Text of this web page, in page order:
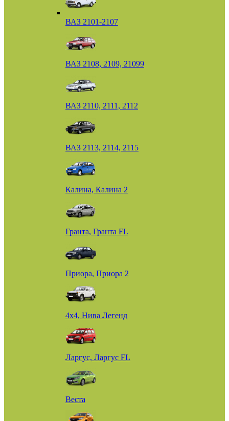
ВАЗ 2101-2107
ВАЗ 2108, 2109, 21099
ВАЗ 2110, 2111, 2112
ВАЗ 2113, 2114, 2115
Калина, Калина 2
Гранта, Гранта FL
Приора, Приора 2
4х4, Нива Легенд
Ларгус, Ларгус FL
Веста